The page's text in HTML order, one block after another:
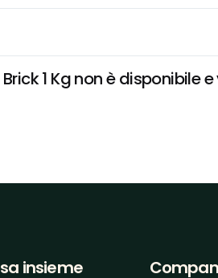
1 Kg non è disponibile
insieme